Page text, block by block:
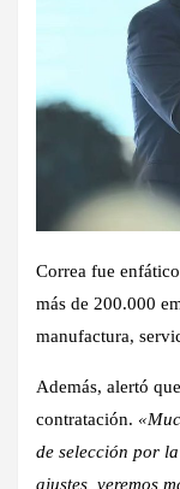
Correa fue
más de 200.000
manufactura,
Además, alertó
contratación.
de selección por
ajustes, veremos